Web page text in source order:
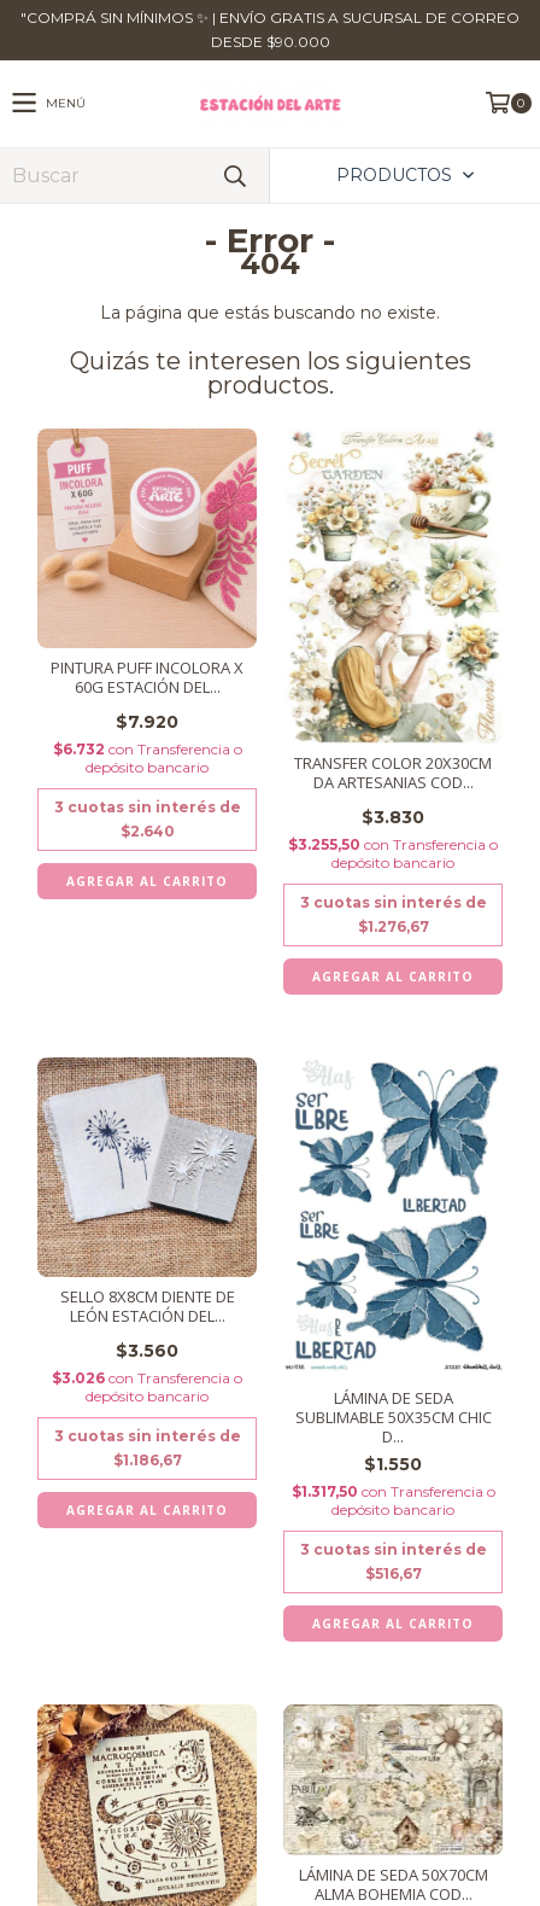
​"COMPRÁ SIN MÍNIMOS ✨ | ENVÍO GRATIS A SUCURSAL DE CORREO
DESDE $90.000
MENÚ 0
PRODUCTOS
- Error -
404
La página que estás buscando no existe.
Quizás te interesen los siguientes
productos.
PINTURA PUFF INCOLORA X
60G ESTACIÓN DEL...
$7.920
$6.732 con Transferencia o
depósito bancario
3 cuotas sin interés de
$2.640
TRANSFER COLOR 20X30CM
DA ARTESANIAS COD...
$3.830
$3.255,50 con Transferencia o
depósito bancario
3 cuotas sin interés de
$1.276,67
SELLO 8X8CM DIENTE DE
LEÓN ESTACIÓN DEL...
$3.560
$3.026 con Transferencia o
depósito bancario
3 cuotas sin interés de
$1.186,67
LÁMINA DE SEDA
SUBLIMABLE 50X35CM CHIC
D...
$1.550
$1.317,50 con Transferencia o
depósito bancario
3 cuotas sin interés de
$516,67
LÁMINA DE SEDA 50X70CM
ALMA BOHEMIA COD...